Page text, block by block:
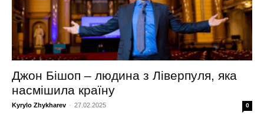
Джон Бішоп – людина з Ліверпуля, яка
насмішила країну
Kyrylo Zhykharev - 27.02.2025 0